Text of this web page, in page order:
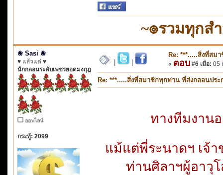
~๏รวมทุกส
❀ Sasi ❀
♥ แล้วแต่ ♥
นักกลอนระดับเพชรยอดมงกุฎ
ออฟไลน์
กระทู้: 2099
Re: ***.....สิ่งที่สม
« ตอบ #6 เมื่อ: 05
Re: ***.....สิ่งที่สมาชิกทุกท่าน ที่ส่งกลอนปร
ทางทีมงาน
แม้แต่พี่ระนาดฯ เจ้
ท่านศิลาฯผู้อาวุ